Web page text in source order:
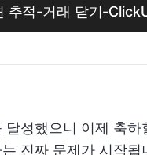
추적-거래 닫기-
달성했으니 이제 축
진짜 문제가 시작